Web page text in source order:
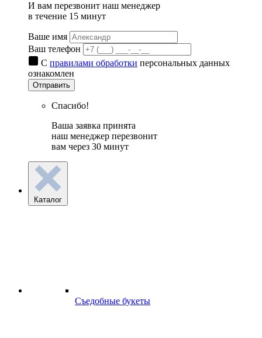
И вам перезвонит наш менеджер
в течение 15 минут
Ваше имя
Ваш телефон
С правилами обработки персональных данных
ознакомлен
Отправить
Спасибо!
Ваша заявка принята
наш менеджер перезвонит
вам через 30 минут
Каталог
Съедобные букеты